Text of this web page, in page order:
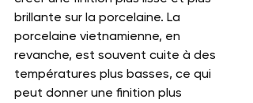
brillante sur la porcelaine. La
porcelaine vietnamienne, en
revanche, est souvent cuite à des
températures plus basses, ce qui
peut donner une finition plus